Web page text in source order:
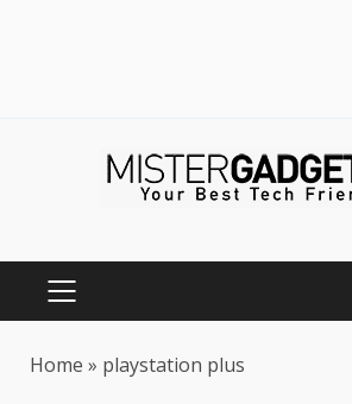
PRIMARY
Home » playstation plus